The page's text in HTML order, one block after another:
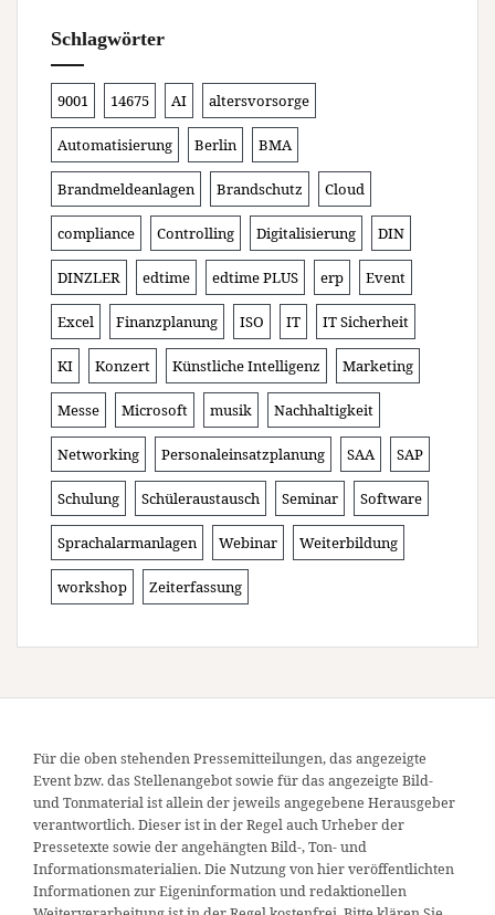
Schlagwörter
9001 14675 AI altersvorsorge
Automatisierung Berlin BMA
Brandmeldeanlagen Brandschutz Cloud
compliance Controlling Digitalisierung DIN
DINZLER edtime edtime PLUS erp Event
Excel Finanzplanung ISO IT IT Sicherheit
KI Konzert Künstliche Intelligenz Marketing
Messe Microsoft musik Nachhaltigkeit
Networking Personaleinsatzplanung SAA SAP
Schulung Schüleraustausch Seminar Software
Sprachalarmanlagen Webinar Weiterbildung
workshop Zeiterfassung
Für die oben stehenden Pressemitteilungen, das angezeigte
Event bzw. das Stellenangebot sowie für das angezeigte Bild-
und Tonmaterial ist allein der jeweils angegebene Herausgeber
verantwortlich. Dieser ist in der Regel auch Urheber der
Pressetexte sowie der angehängten Bild-, Ton- und
Informationsmaterialien. Die Nutzung von hier veröffentlichten
Informationen zur Eigeninformation und redaktionellen